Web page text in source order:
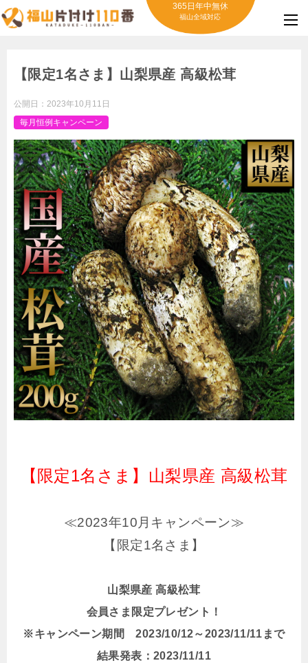
365日年中無休
福山全域対応
【限定1名さま】山梨県産 高級松茸
公開日： 2023年10月11日
毎月恒例キャンペーン
【限定1名さま】山梨県産 高級松茸
≪2023年10月キャンペーン≫
【限定1名さま】
山梨県産 高級松茸
会員さま限定プレゼント！
※キャンペーン期間 2023/10/12～2023/11/11まで
結果発表：2023/11/11